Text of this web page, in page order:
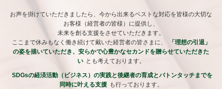
お声を掛けていただきましたら、今から出来るベストな対応を皆様の大切な
お客様（経営者の皆様）に提供し、
未来を創る支援をさせていただきます。
ここまで休みもなく働き続けて戴いた経営者の皆さまに、
「理想の引退」
の姿を描いていただき、安らかで心豊かなセカンドを贈らせていただきた
い とも考えております。
SDGsの経済活動（ビジネス）の実践と後継者の育成とバトンタッチまでを
同時に叶える支援 も行っております。